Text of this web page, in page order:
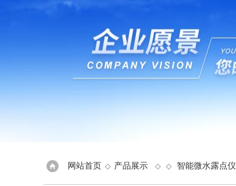
网站首页 ◇ 产品展示 ◇ ◇ 智能微水露点仪